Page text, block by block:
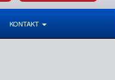
KONTAKT